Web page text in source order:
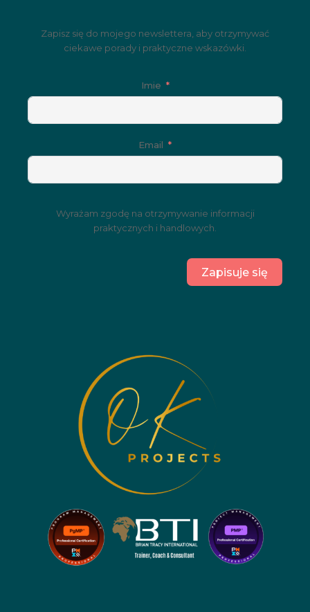
Zapisz się do mojego newslettera, aby otrzymywać
ciekawe porady i praktyczne wskazówki.
Imie
Email
Wyrażam zgodę na otrzymywanie informacji
praktycznych i handlowych.
Zapisuje się